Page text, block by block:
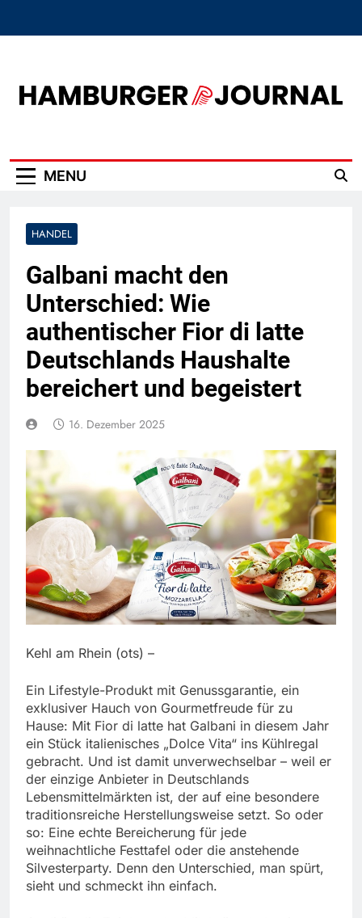
MENU
HANDEL
Galbani macht den
Unterschied: Wie
authentischer Fior di latte
Deutschlands Haushalte
bereichert und begeistert
16. Dezember 2025
Kehl am Rhein (ots) –
Ein Lifestyle-Produkt mit Genussgarantie, ein
exklusiver Hauch von Gourmetfreude für zu
Hause: Mit Fior di latte hat Galbani in diesem Jahr
ein Stück italienisches „Dolce Vita“ ins Kühlregal
gebracht. Und ist damit unverwechselbar – weil er
der einzige Anbieter in Deutschlands
Lebensmittelmärkten ist, der auf eine besondere
traditionsreiche Herstellungsweise setzt. So oder
so: Eine echte Bereicherung für jede
weihnachtliche Festtafel oder die anstehende
Silvesterparty. Denn den Unterschied, man spürt,
sieht und schmeckt ihn einfach.